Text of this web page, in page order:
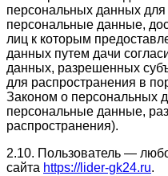
персональных данных
персональные данные,
лиц к которым
данных путем дачи
данных, разрешенных
для распространения в
Законом о персональных
персональные данные,
распространения).
2.10. Пользователь —
сайта https://lider-gk24.ru.